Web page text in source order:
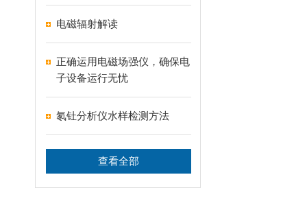
电磁辐射解读
正确运用电磁场强仪，确保电
子设备运行无忧
氡钍分析仪水样检测方法
查看全部